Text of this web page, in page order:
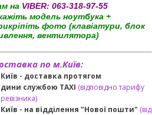
на VIBER: 063-318-97-55
модель ноутбука +
фото (клавіатури, блок
вентилятора)
по м.Київ:
- доставка протягом
службою TAXI (відповідно тарифу
- на відділення "Нової пошти" (від